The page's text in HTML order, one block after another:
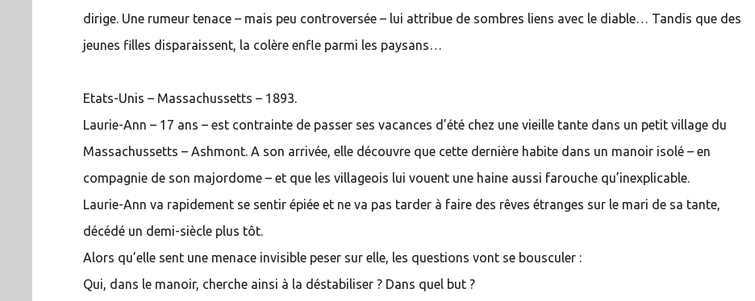
dirige. Une rumeur tenace – mais peu controversée – lui attribue de sombres liens avec le diable… Tandis que des
jeunes filles disparaissent, la colère enfle parmi les paysans…
Etats-Unis – Massachussetts – 1893.
Laurie-Ann – 17 ans – est contrainte de passer ses vacances d’été chez une vieille tante dans un petit village du
Massachussetts – Ashmont. A son arrivée, elle découvre que cette dernière habite dans un manoir isolé – en
compagnie de son majordome – et que les villageois lui vouent une haine aussi farouche qu’inexplicable.
Laurie-Ann va rapidement se sentir épiée et ne va pas tarder à faire des rêves étranges sur le mari de sa tante,
décédé un demi-siècle plus tôt.
Alors qu’elle sent une menace invisible peser sur elle, les questions vont se bousculer :
Qui, dans le manoir, cherche ainsi à la déstabiliser ? Dans quel but ?